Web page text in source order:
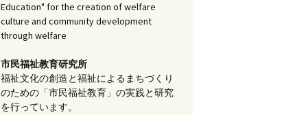
Education" for the creation of welfare
culture and community development
through welfare
市民福祉教育研究所
福祉文化の創造と福祉によるまちづくり
のための「市民福祉教育」の実践と研究
を行っています。